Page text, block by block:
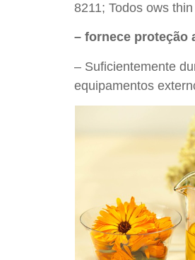
8211; Todos ows
– fornece proteção
– Suficientemente
equipamentos